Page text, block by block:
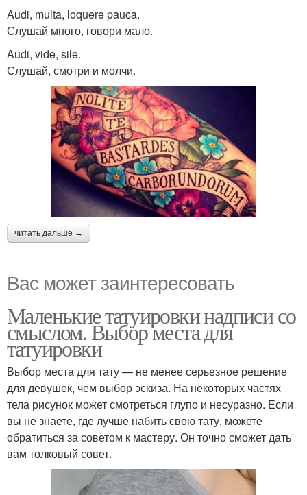
Audi, multa, loquere pauca.
Слушай много, говори мало.
Audi, vide, sile.
Слушай, смотри и молчи.
читать дальше →
Вас может заинтересовать
Маленькие татуировки надписи со
смыслом. Выбор места для
татуировки
Выбор места для тату — не менее серьезное решение
для девушек, чем выбор эскиза. На некоторых частях
тела рисунок может смотреться глупо и несуразно. Если
вы не знаете, где лучше набить свою тату, можете
обратиться за советом к мастеру. Он точно сможет дать
вам толковый совет.